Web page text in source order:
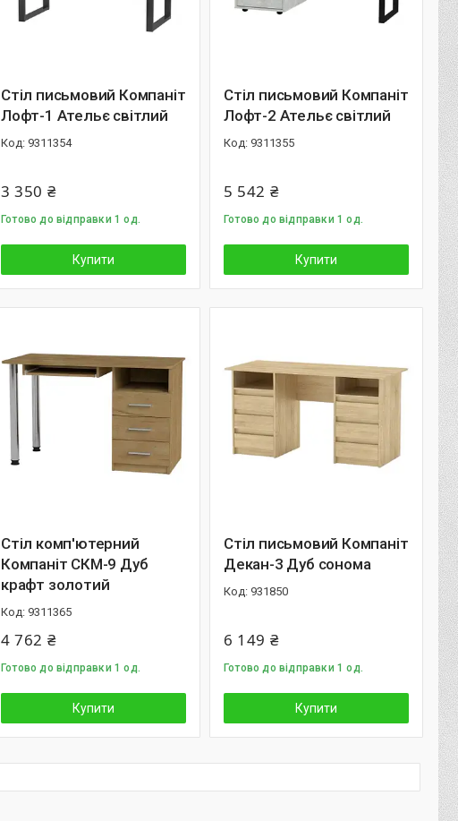
Стіл письмовий Компаніт
Лофт-1 Ательє світлий
9311354
3 350 ₴
Готово до відправки 1 од.
Купити
Стіл письмовий Компаніт
Лофт-2 Ательє світлий
9311355
5 542 ₴
Готово до відправки 1 од.
Купити
Стіл комп'ютерний
Компаніт СКМ-9 Дуб
крафт золотий
9311365
4 762 ₴
Готово до відправки 1 од.
Купити
Стіл письмовий Компаніт
Декан-3 Дуб сонома
931850
6 149 ₴
Готово до відправки 1 од.
Купити